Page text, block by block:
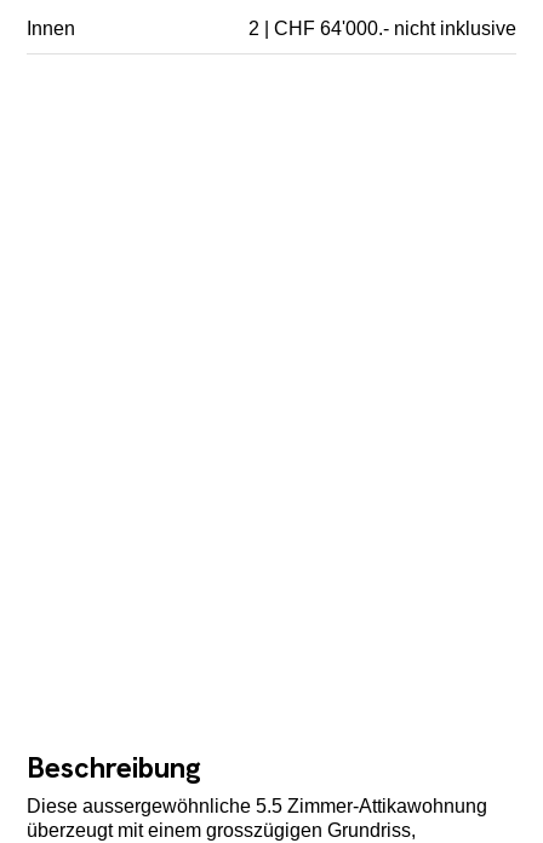
Innen 2 | CHF 64'000.- nicht inklusive
Beschreibung
Diese aussergewöhnliche 5.5 Zimmer-Attikawohnung
überzeugt mit einem grosszügigen Grundriss,